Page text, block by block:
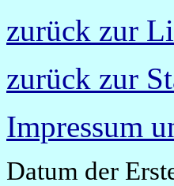
zurück zur
zurück zur
Impressum
Datum der